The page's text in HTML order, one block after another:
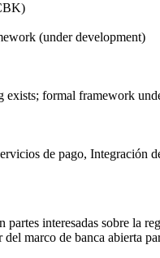
(under development)
exists; formal framework
de pago, Integración
interesadas sobre la
marco de banca abierta